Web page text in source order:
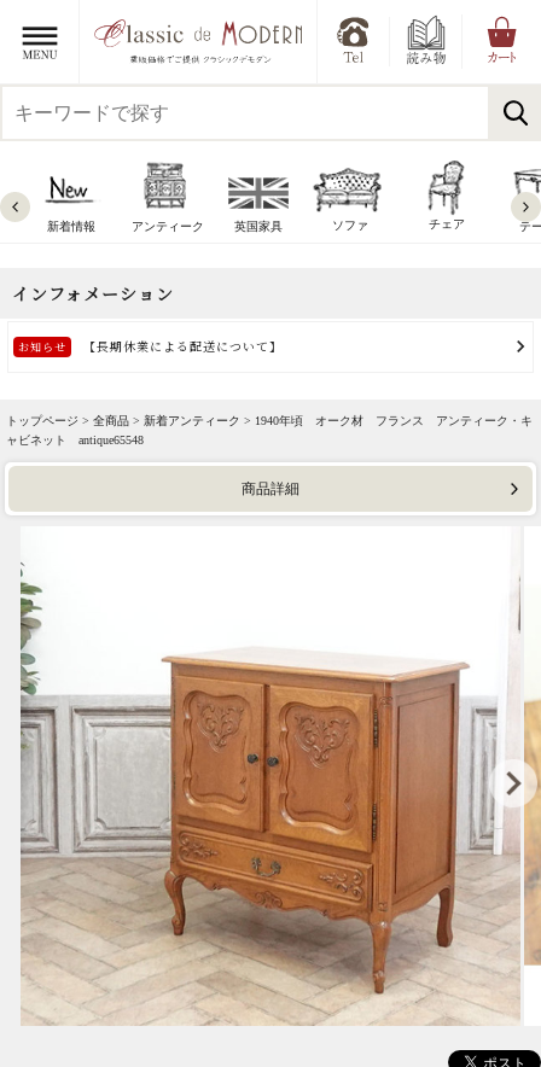
新着情報 アンティーク 英国家具 ソファ チェア テ
トップページ > 全商品 > 新着アンティーク > 1940年頃 オーク材 フランス アンティーク・キ
ャビネット antique65548
商品詳細